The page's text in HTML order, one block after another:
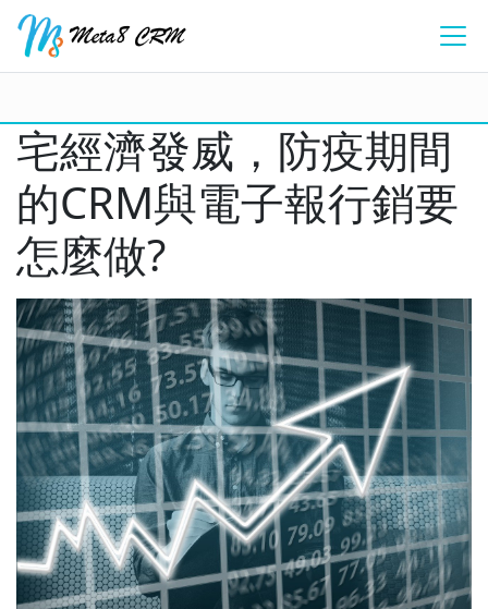
宅經濟發威，防疫期間
的CRM與電子報行銷要
怎麼做?